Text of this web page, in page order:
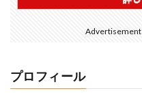
Advertisement
プロフィール